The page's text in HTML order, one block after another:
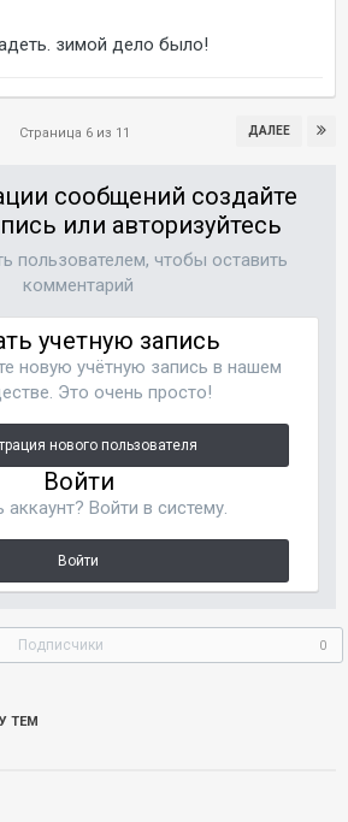
зимой дело было!
ДАЛЕЕ
Страница 6 из 11
сообщений создайте
или авторизуйтесь
чтобы оставить
комментарий
учетную запись
новую учётную запись в нашем
Это очень просто!
нового пользователя
Войти
аккаунт? Войти в систему.
Войти
Подписчики 0
ТЕМ